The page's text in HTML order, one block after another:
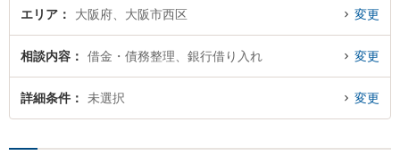
エリア 大阪府、大阪市西区 変更
相談内容 借金・債務整理、銀行借り入れ 変更
詳細条件 未選択 変更